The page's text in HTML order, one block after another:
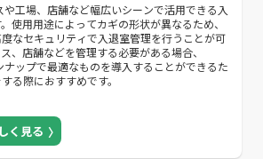
や工場、店舗など幅広いシーンで活用できる入
使用用途によってカギの形状が異なるため、
なセキュリティで入退室管理を行うことが可
、店舗などを管理する必要がある場合、
ナップで最適なものを導入することができるた
る際におすすめです。
く見る